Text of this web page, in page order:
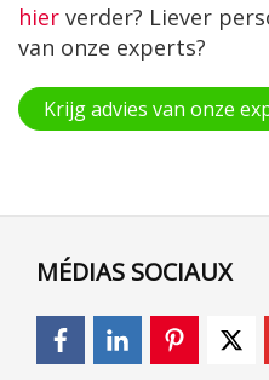
hier verder? Liever
van onze experts?
Krijg advies van onze
MÉDIAS SOCIAUX